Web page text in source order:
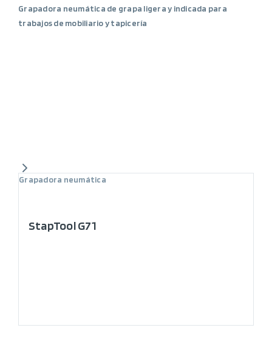
Grapadora neumática de grapa ligera y indicada para
trabajos de mobiliario y tapicería
Grapadora neumática
StapTool G71